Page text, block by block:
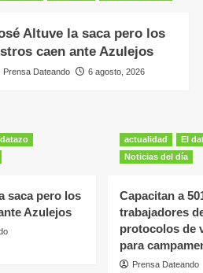
Altuve la saca pero los
caen ante Azulejos
Prensa Dateando 6 agosto, 2026
datazo
saca pero los
Azulejos
actualidad
El
Noticias del día
Capacitan a
trabajadores
protocolos de
para
Prensa Dateando